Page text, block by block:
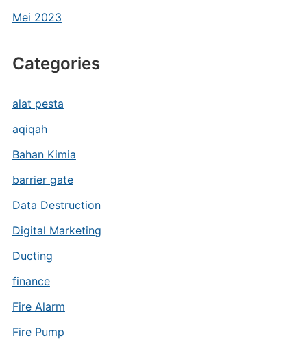
Mei 2023
Categories
alat pesta
aqiqah
Bahan Kimia
barrier gate
Data Destruction
Digital Marketing
Ducting
finance
Fire Alarm
Fire Pump